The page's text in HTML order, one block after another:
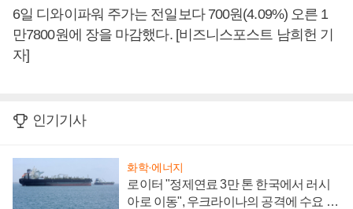
6일 디와이파워 주가는 전일보다 700원(4.09%) 오른 1
만7800원에 장을 마감했다. [비즈니스포스트 남희헌 기
자]
인기기사
화학·에너지
로이터 "정제연료 3만 톤 한국에서 러시
아로 이동", 우크라이나의 공격에 수요 늘